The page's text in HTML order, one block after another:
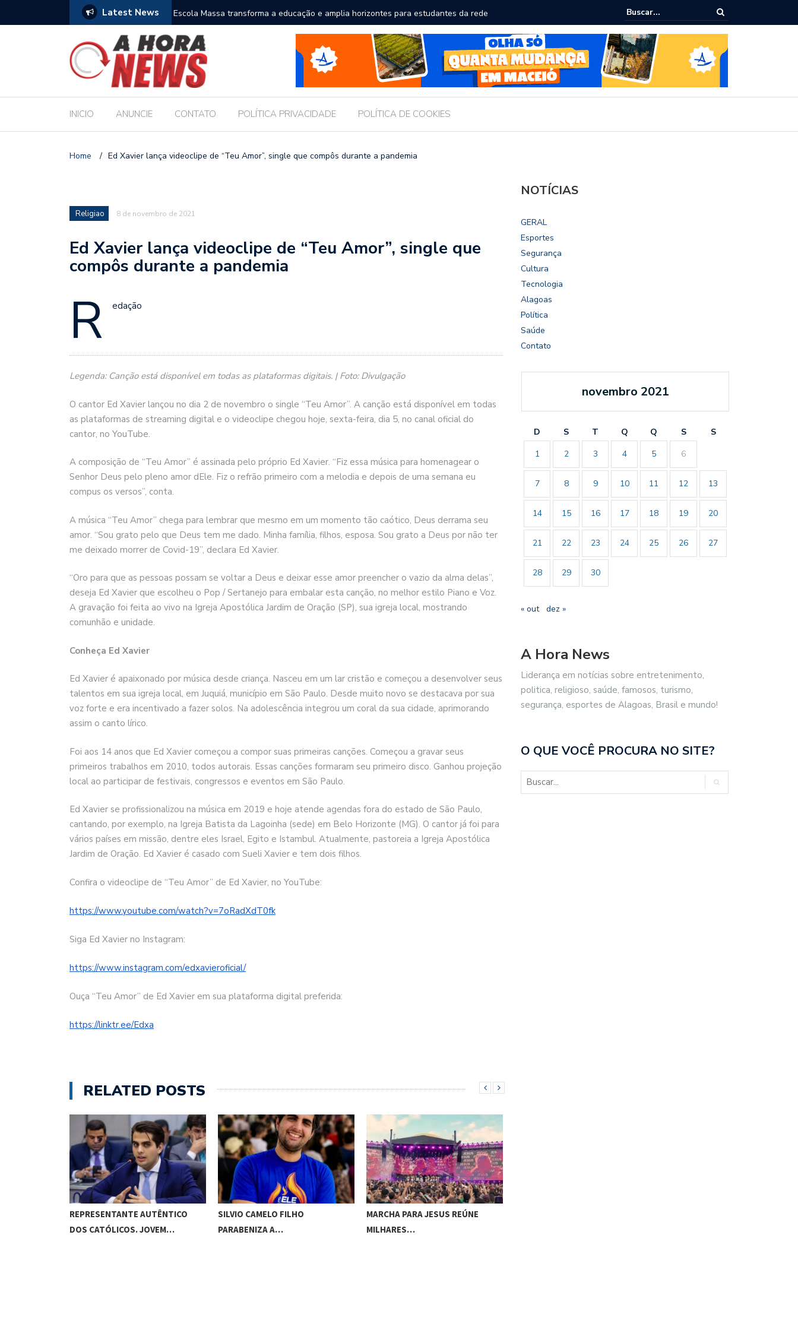
Latest News
escolares e sanciona jornada de 30 horas
Escola Massa transforma a educação e amplia horizontes para estudantes da rede
pública de Maceió
Chico Filho destaca potencial esportivo, turístico e econômico da Maratona
Internacional de Maceió
INICIO ANUNCIE CONTATO POLÍTICA PRIVACIDADE POLÍTICA DE COOKIES
Home / Ed Xavier lança videoclipe de “Teu Amor”, single que compôs durante a pandemia
Religiao 8 de novembro de 2021
Ed Xavier lança videoclipe de “Teu Amor”, single que
compôs durante a pandemia
R edação
Legenda: Canção está disponível em todas as plataformas digitais. | Foto: Divulgação
O cantor Ed Xavier lançou no dia 2 de novembro o single “Teu Amor”. A canção está disponível em todas
as plataformas de streaming digital e o videoclipe chegou hoje, sexta-feira, dia 5, no canal oficial do
cantor, no YouTube.
A composição de “Teu Amor” é assinada pelo próprio Ed Xavier. “Fiz essa música para homenagear o
Senhor Deus pelo pleno amor dEle. Fiz o refrão primeiro com a melodia e depois de uma semana eu
compus os versos”, conta.
A música “Teu Amor” chega para lembrar que mesmo em um momento tão caótico, Deus derrama seu
amor. “Sou grato pelo que Deus tem me dado. Minha família, filhos, esposa. Sou grato a Deus por não ter
me deixado morrer de Covid-19”, declara Ed Xavier.
“Oro para que as pessoas possam se voltar a Deus e deixar esse amor preencher o vazio da alma delas”,
deseja Ed Xavier que escolheu o Pop / Sertanejo para embalar esta canção, no melhor estilo Piano e Voz.
A gravação foi feita ao vivo na Igreja Apostólica Jardim de Oração (SP), sua igreja local, mostrando
comunhão e unidade.
Conheça Ed Xavier
Ed Xavier é apaixonado por música desde criança. Nasceu em um lar cristão e começou a desenvolver seus
talentos em sua igreja local, em Juquiá, município em São Paulo. Desde muito novo se destacava por sua
voz forte e era incentivado a fazer solos. Na adolescência integrou um coral da sua cidade, aprimorando
assim o canto lírico.
Foi aos 14 anos que Ed Xavier começou a compor suas primeiras canções. Começou a gravar seus
primeiros trabalhos em 2010, todos autorais. Essas canções formaram seu primeiro disco. Ganhou projeção
local ao participar de festivais, congressos e eventos em São Paulo.
Ed Xavier se profissionalizou na música em 2019 e hoje atende agendas fora do estado de São Paulo,
cantando, por exemplo, na Igreja Batista da Lagoinha (sede) em Belo Horizonte (MG). O cantor já foi para
vários países em missão, dentre eles Israel, Egito e Istambul. Atualmente, pastoreia a Igreja Apostólica
Jardim de Oração. Ed Xavier é casado com Sueli Xavier e tem dois filhos.
Confira o videoclipe de “Teu Amor” de Ed Xavier, no YouTube:
https://www.youtube.com/watch?v=7oRadXdT0fk
Siga Ed Xavier no Instagram:
https://www.instagram.com/edxavieroficial/
Ouça “Teu Amor” de Ed Xavier em sua plataforma digital preferida:
https://linktr.ee/Edxa
RELATED POSTS
AUTÊNTICO
CATÓLICOS. JOVEM…
SILVIO CAMELO FILHO
PARABENIZA A…
MARCHA PARA JESUS REÚNE
MILHARES…
“EVANGÉLICOS: IGNORANTES,
NOTÍCIAS
GERAL
Esportes
Segurança
Cultura
Tecnologia
Alagoas
Política
Saúde
Contato
novembro 2021
D S T Q Q S
S
1
2 3 4 5 6
7 8 9 10 11 12 13
14 15 16 17 18 19 20
21 22 23 24 25 26 27
28 29 30
« out dez »
A Hora News
Liderança em notícias sobre entretenimento,
politica, religioso, saúde, famosos, turismo,
segurança, esportes de Alagoas, Brasil e mundo!
O QUE VOCÊ PROCURA NO SITE?